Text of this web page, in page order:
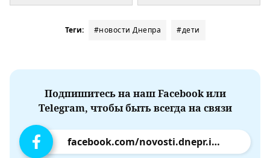
Теги: #новости Днепра #дети
Подпишитесь на наш Facebook или
Telegram, чтобы быть всегда на связи
facebook.com/novosti.dnepr.info